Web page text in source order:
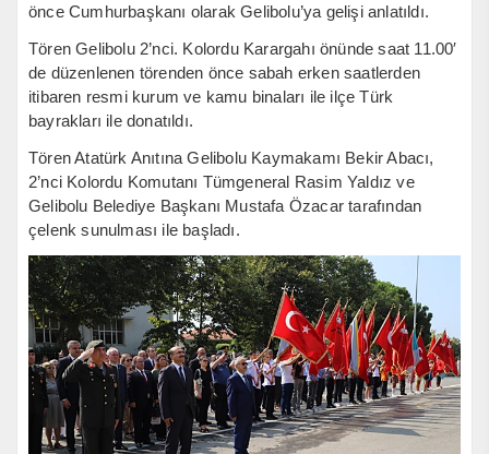
önce Cumhurbaşkanı olarak Gelibolu’ya gelişi anlatıldı.
Tören Gelibolu 2’nci. Kolordu Karargahı önünde saat 11.00′
de düzenlenen törenden önce sabah erken saatlerden
itibaren resmi kurum ve kamu binaları ile ilçe Türk
bayrakları ile donatıldı.
Tören Atatürk Anıtına Gelibolu Kaymakamı Bekir Abacı,
2’nci Kolordu Komutanı Tümgeneral Rasim Yaldız ve
Gelibolu Belediye Başkanı Mustafa Özacar tarafından
çelenk sunulması ile başladı.